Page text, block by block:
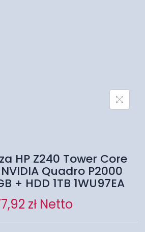
HP Z240 Tower Core
Quadro P2000
+ HDD 1TB 1WU97EA
zł Netto